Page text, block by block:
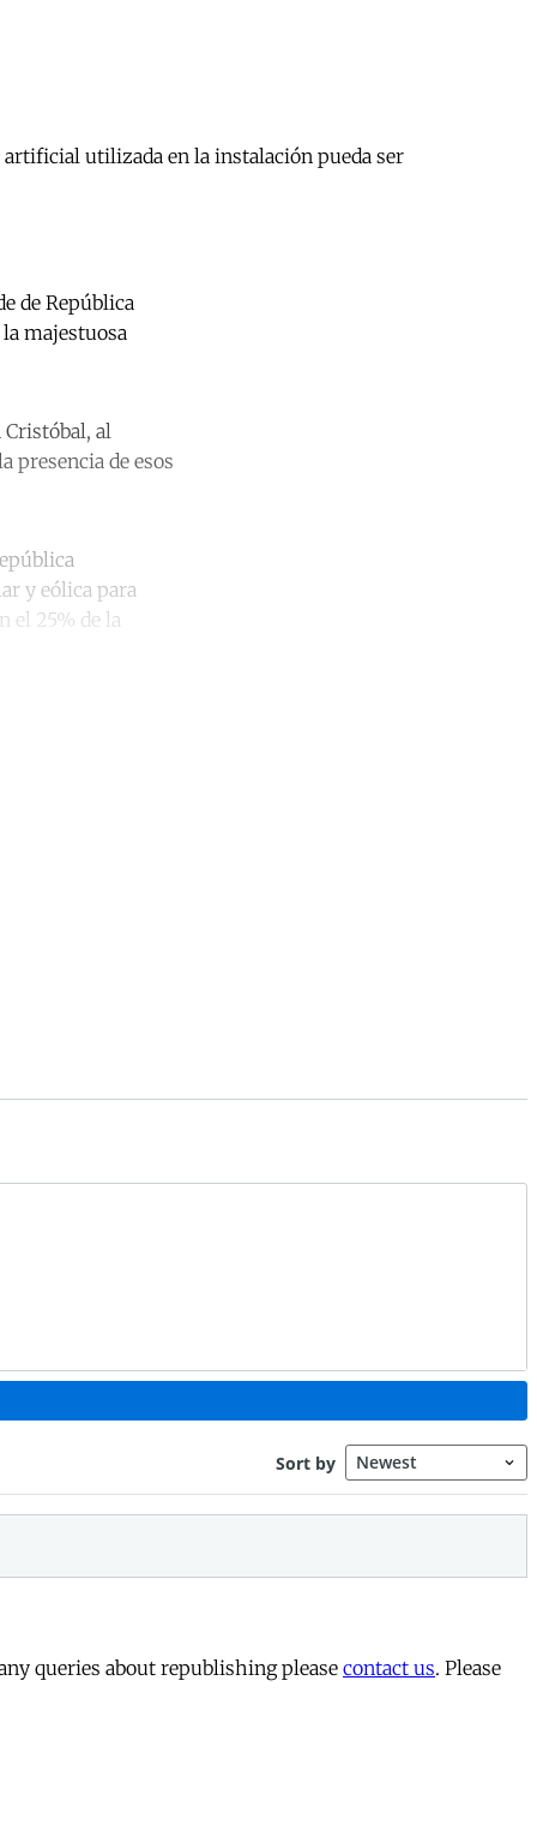
artificial utilizada en la instalación pueda ser
de República
la majestuosa
Cristóbal, al
presencia de esos
y eólica para
el 25% de la
queries about republishing please contact us. Please